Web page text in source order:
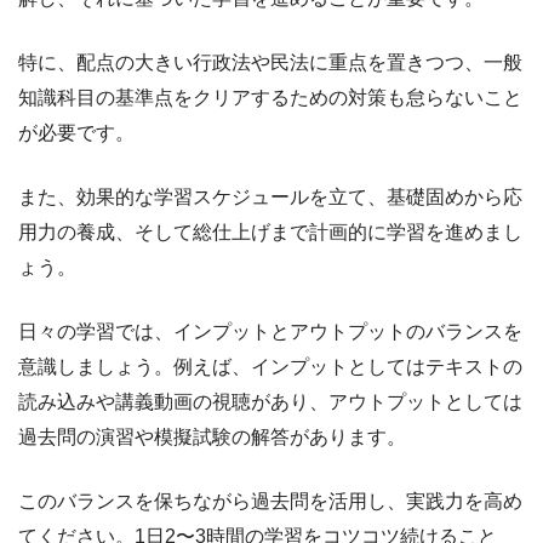
特に、配点の大きい行政法や民法に重点を置きつつ、一般
知識科目の基準点をクリアするための対策も怠らないこと
が必要です。
また、効果的な学習スケジュールを立て、基礎固めから応
用力の養成、そして総仕上げまで計画的に学習を進めまし
ょう。
日々の学習では、インプットとアウトプットのバランスを
意識しましょう。例えば、インプットとしてはテキストの
読み込みや講義動画の視聴があり、アウトプットとしては
過去問の演習や模擬試験の解答があります。
このバランスを保ちながら過去問を活用し、実践力を高め
てください。1日2〜3時間の学習をコツコツ続けること